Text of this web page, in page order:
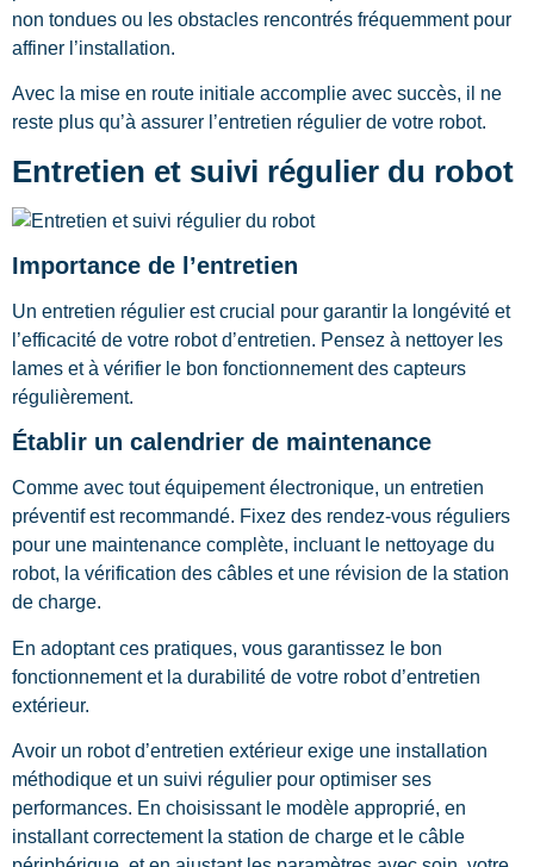
non tondues ou les obstacles rencontrés fréquemment pour
affiner l’installation.
Avec la mise en route initiale accomplie avec succès, il ne
reste plus qu’à assurer l’entretien régulier de votre robot.
Entretien et suivi régulier du robot
Importance de l’entretien
Un entretien régulier est crucial pour garantir la longévité et
l’efficacité de votre robot d’entretien. Pensez à nettoyer les
lames et à vérifier le bon fonctionnement des capteurs
régulièrement.
Établir un calendrier de maintenance
Comme avec tout équipement électronique, un entretien
préventif est recommandé. Fixez des rendez-vous réguliers
pour une maintenance complète, incluant le nettoyage du
robot, la vérification des câbles et une révision de la station
de charge.
En adoptant ces pratiques, vous garantissez le bon
fonctionnement et la durabilité de votre robot d’entretien
extérieur.
Avoir un robot d’entretien extérieur exige une installation
méthodique et un suivi régulier pour optimiser ses
performances. En choisissant le modèle approprié, en
installant correctement la station de charge et le câble